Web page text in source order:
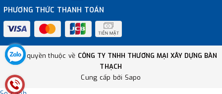
PHƯƠNG THỨC THANH TOÁN
© Bản quyền thuộc về CÔNG TY TNHH THƯƠNG MẠI XÂY DỰNG BÀN
THẠCH
Cung cấp bởi Sapo